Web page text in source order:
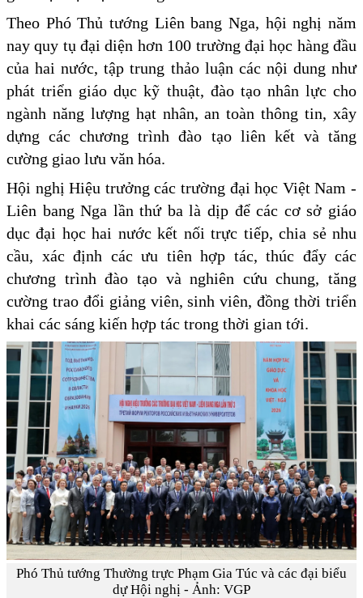
Theo Phó Thủ tướng Liên bang Nga, hội nghị năm
nay quy tụ đại diện hơn 100 trường đại học hàng đầu
của hai nước, tập trung thảo luận các nội dung như
phát triển giáo dục kỹ thuật, đào tạo nhân lực cho
ngành năng lượng hạt nhân, an toàn thông tin, xây
dựng các chương trình đào tạo liên kết và tăng
cường giao lưu văn hóa.
Hội nghị Hiệu trưởng các trường đại học Việt Nam -
Liên bang Nga lần thứ ba là dịp để các cơ sở giáo
dục đại học hai nước kết nối trực tiếp, chia sẻ nhu
cầu, xác định các ưu tiên hợp tác, thúc đẩy các
chương trình đào tạo và nghiên cứu chung, tăng
cường trao đổi giảng viên, sinh viên, đồng thời triển
khai các sáng kiến hợp tác trong thời gian tới.
Phó Thủ tướng Thường trực Phạm Gia Túc và các đại biểu
dự Hội nghị - Ảnh: VGP